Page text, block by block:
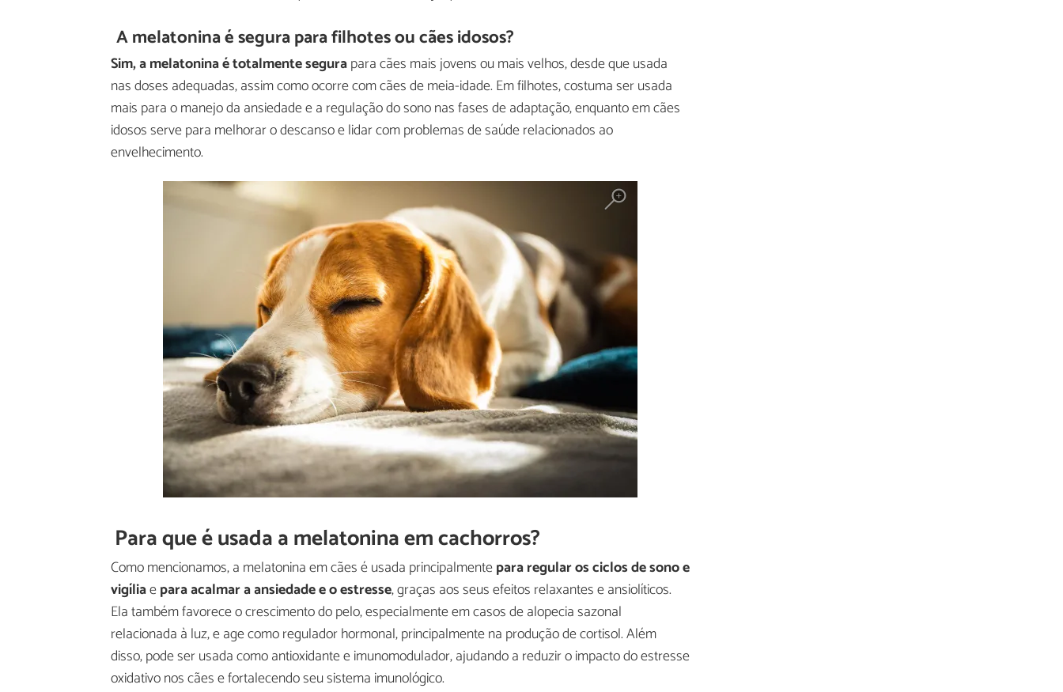
A melatonina é segura para filhotes ou cães idosos?
Sim, a melatonina é totalmente segurapara cães mais jovens ou mais velhos, desde que usada
nas doses adequadas, assim como ocorre com cães de meia-idade. Em filhotes, costuma ser usada
mais para o manejo da ansiedade e a regulação do sono nas fases de adaptação, enquanto em cães
idosos serve para melhorar o descanso e lidar com problemas de saúde relacionados ao
envelhecimento.
Para que é usada a melatonina em cachorros?
Como mencionamos, a melatonina em cães é usada principalmentepara regular os ciclos de sono e
vigíliaepara acalmar a ansiedade e o estresse, graças aos seus efeitos relaxantes e ansiolíticos.
Ela também favorece o crescimento do pelo, especialmente em casos de alopecia sazonal
relacionada à luz, e age como regulador hormonal, principalmente na produção de cortisol. Além
disso, pode ser usada como antioxidante e imunomodulador, ajudando a reduzir o impacto do estresse
oxidativo nos cães e fortalecendo seu sistema imunológico.